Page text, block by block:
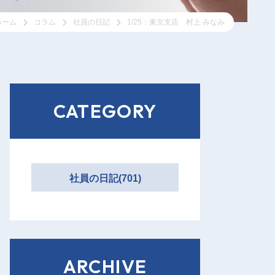
ーム コラム 社員の日記 1/25：東京支店 村上 みなみ
CATEGORY
社員の日記(701)
ARCHIVE